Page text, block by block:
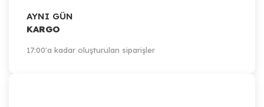
AYNI GÜN
KARGO
17:00'a kadar oluşturulan siparişler